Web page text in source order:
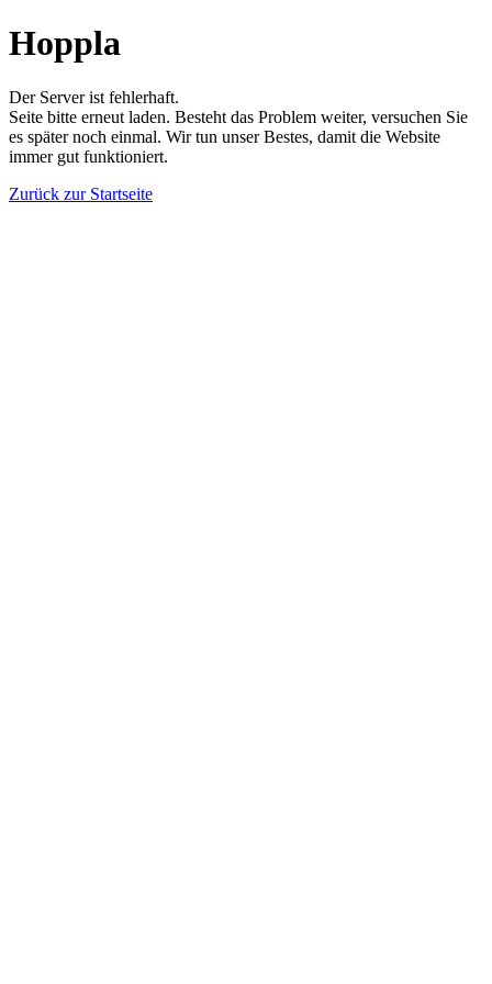
Hoppla
Der Server ist fehlerhaft.
Seite bitte erneut laden. Besteht das Problem weiter, versuchen Sie
es später noch einmal. Wir tun unser Bestes, damit die Website
immer gut funktioniert.
Zurück zur Startseite